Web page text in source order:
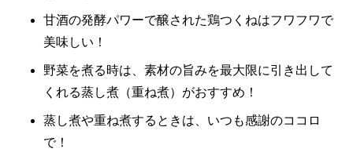
甘酒の発酵パワーで醸された鶏つくねはフワフワで
美味しい！
野菜を煮る時は、素材の旨みを最大限に引き出して
くれる蒸し煮（重ね煮）がおすすめ！
蒸し煮や重ね煮するときは、いつも感謝のココロ
で！